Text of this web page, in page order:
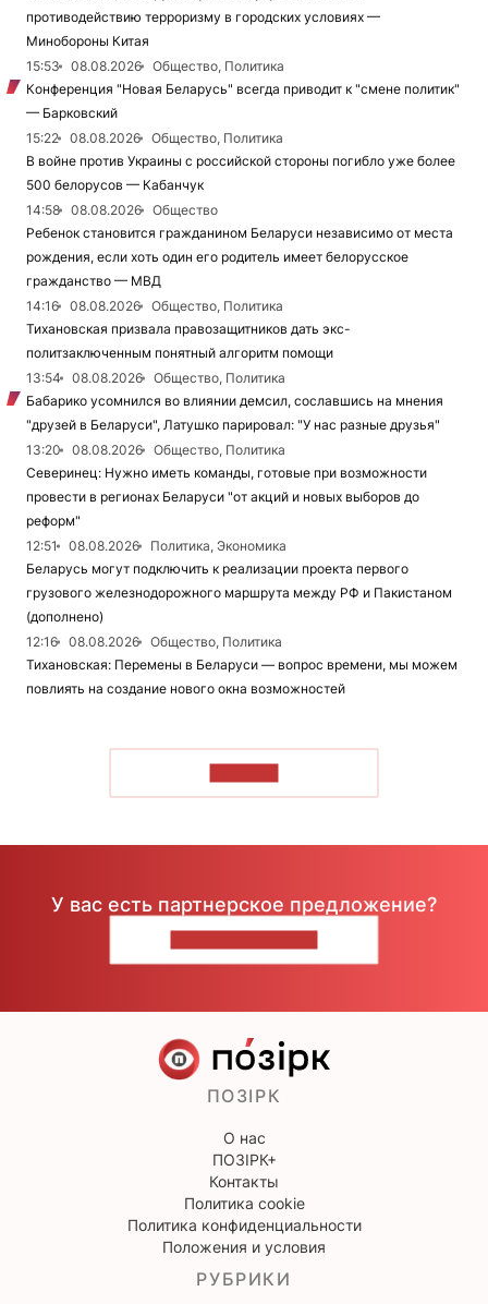
противодействию терроризму в городских условиях —
Минобороны Китая
15:53
08.08.2026
Общество, Политика
Конференция "Новая Беларусь" всегда приводит к "смене политик"
— Барковский
15:22
08.08.2026
Общество, Политика
В войне против Украины с российской стороны погибло уже более
500 белорусов — Кабанчук
14:58
08.08.2026
Общество
Ребенок становится гражданином Беларуси независимо от места
рождения, если хоть один его родитель имеет белорусское
гражданство — МВД
14:16
08.08.2026
Общество, Политика
Тихановская призвала правозащитников дать экс-
политзаключенным понятный алгоритм помощи
13:54
08.08.2026
Общество, Политика
Бабарико усомнился во влиянии демсил, сославшись на мнения
"друзей в Беларуси", Латушко парировал: "У нас разные друзья"
13:20
08.08.2026
Общество, Политика
Северинец: Нужно иметь команды, готовые при возможности
провести в регионах Беларуси "от акций и новых выборов до
реформ"
12:51
08.08.2026
Политика, Экономика
Беларусь могут подключить к реализации проекта первого
грузового железнодорожного маршрута между РФ и Пакистаном
(дополнено)
12:16
08.08.2026
Общество, Политика
Тихановская: Перемены в Беларуси — вопрос времени, мы можем
повлиять на создание нового окна возможностей
У вас есть партнерское предложение?
ПОЗІРК
О нас
ПОЗІРК+
Контакты
Политика cookie
Политика конфиденциальности
Положения и условия
РУБРИКИ